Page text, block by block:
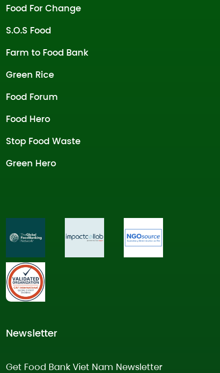
Food For Change
S.O.S Food
Farm to Food Bank
Green Rice
Food Forum
Food Hero
Stop Food Waste
Green Hero
Newsletter
Get Food Bank Viet Nam Newsletter